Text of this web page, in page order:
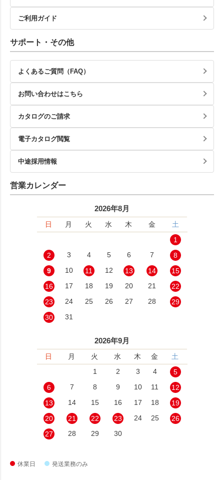
ご利用ガイド
サポート・その他
よくあるご質問（FAQ）
お問い合わせはこちら
カタログのご請求
電子カタログ閲覧
中途採用情報
営業カレンダー
2026年8月
日 月 火 水 木 金
土
1
2
3 4 5 6 7
8
9
10 11 12 13 14
15
16
17 18 19 20 21
22
23
24 25 26 27 28
29
30
31
2026年9月
日 月 火 水 木 金
土
1
2 3 4
5
6
7 8 9 10 11
12
13
14 15 16 17 18
19
20
21 22 23 24 25
26
27
28 29 30
休業日 発送業務のみ